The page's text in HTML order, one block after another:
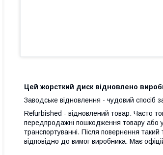
Цей жорсткий диск відновлено
Заводське відновлення - чудовий спосіб
Refurbished - відновлений товар. Часто
передпродажні пошкодження товару або
транспортуванні. Після повернення
відповідно до вимог виробника. Має